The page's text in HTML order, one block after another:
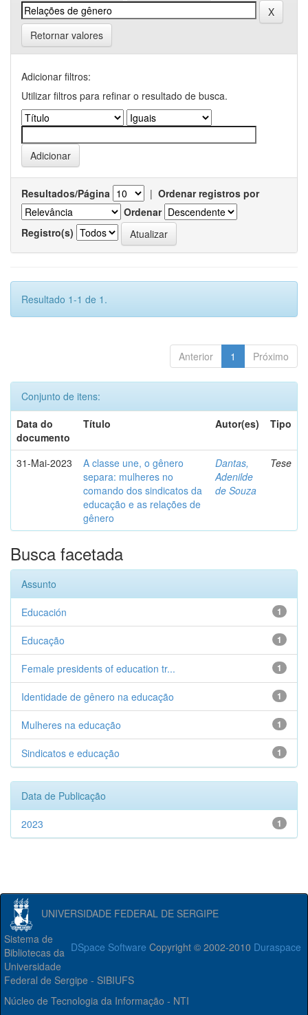
Retornar valores
Adicionar filtros:
Utilizar filtros para refinar o resultado de busca.
Resultados/Página | Ordenar registros por
Ordenar
Registro(s)
Resultado 1-1 de 1.
Anterior 1 Próximo
Conjunto de itens:
Data do
documento
Título Autor(es) Tipo
31-Mai-2023
A classe une, o gênero
separa: mulheres no
comando dos sindicatos da
educação e as relações de
gênero
Dantas,
Adenilde
de Souza
Tese
Busca facetada
Assunto
1
Educación
1
Educação
1
Female presidents of education tr...
1
Identidade de gênero na educação
1
Mulheres na educação
1
Sindicatos e educação
Data de Publicação
1
2023
UNIVERSIDADE FEDERAL DE SERGIPE
DSpace Software Copyright © 2002-2010 Duraspace
Sistema de
Bibliotecas da
Universidade
Federal de Sergipe - SIBIUFS
Núcleo de Tecnologia da Informação - NTI